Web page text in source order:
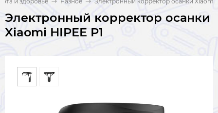
Электронный корректор осанки
Xiaomi HIPEE P1